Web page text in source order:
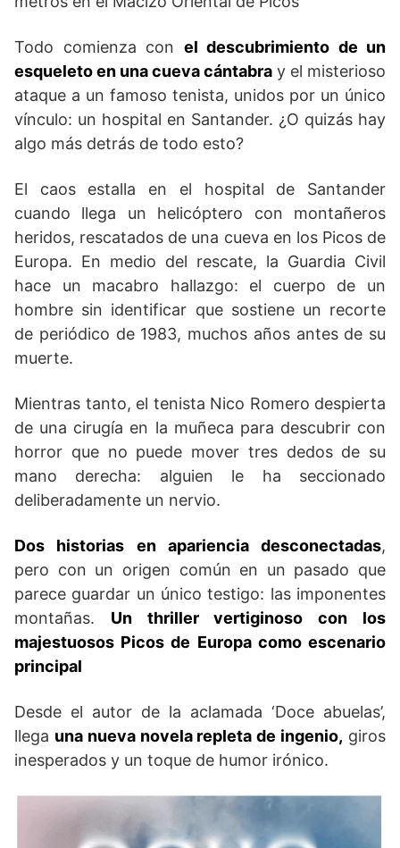
Todo comienza con el descubrimiento de un
esqueleto en una cueva cántabra y el misterioso
ataque a un famoso tenista, unidos por un único
vínculo: un hospital en Santander. ¿O quizás hay
algo más detrás de todo esto?
El caos estalla en el hospital de Santander
cuando llega un helicóptero con montañeros
heridos, rescatados de una cueva en los Picos de
Europa. En medio del rescate, la Guardia Civil
hace un macabro hallazgo: el cuerpo de un
hombre sin identificar que sostiene un recorte
de periódico de 1983, muchos años antes de su
muerte.
Mientras tanto, el tenista Nico Romero despierta
de una cirugía en la muñeca para descubrir con
horror que no puede mover tres dedos de su
mano derecha: alguien le ha seccionado
deliberadamente un nervio.
Dos historias en apariencia desconectadas,
pero con un origen común en un pasado que
parece guardar un único testigo: las imponentes
montañas. Un thriller vertiginoso con los
majestuosos Picos de Europa como escenario
principal
Desde el autor de la aclamada ‘Doce abuelas’,
llega una nueva novela repleta de ingenio, giros
inesperados y un toque de humor irónico.